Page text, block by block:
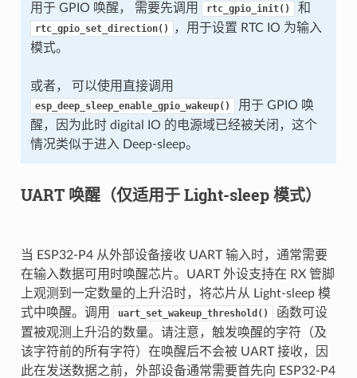
用于 GPIO 唤醒， 需要先调用 rtc_gpio_init() 和
rtc_gpio_set_direction()
，用于设置 RTC IO 为输入
模式。
或者， 可以使用直接调用
esp_deep_sleep_enable_gpio_wakeup()
用于 GPIO 唤
醒，因为此时 digital IO 的电源域已经被关闭，这个
情况类似于进入 Deep-sleep。
UART 唤醒（仅适用于 Light-sleep 模式）
当 ESP32-P4 从外部设备接收 UART 输入时，通常需要
在输入数据可用时唤醒芯片。UART 外设支持在 RX 管脚
上观测到一定数量的上升沿时，将芯片从 Light-sleep 模
式中唤醒。调用
uart_set_wakeup_threshold()
函数可设
置被观测上升沿的数量。请注意，触发唤醒的字符（及
该字符前的所有字符）在唤醒后不会被 UART 接收，因
此在发送数据之前，外部设备通常需要首先向 ESP32-P4